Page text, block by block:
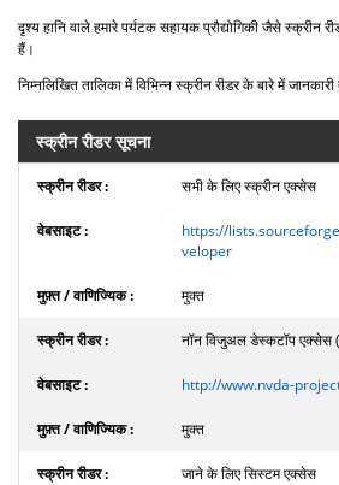
दृश्य हानि वाले हमारे पर्यटक सहायक प्रौद्योगिकी जैसे
हैं।
निम्नलिखित तालिका में विभिन्न स्क्रीन रीडर के बारे में जानकारी
स्क्रीन रीडर सूचना
सभी के लिए स्क्रीन एक्सेस
https://
veloper
मुक्त
नॉन विजुअल डेस्कटॉप एक्सेस
http://www.nvda-
मुक्त
जाने के लिए सिस्टम एक्सेस